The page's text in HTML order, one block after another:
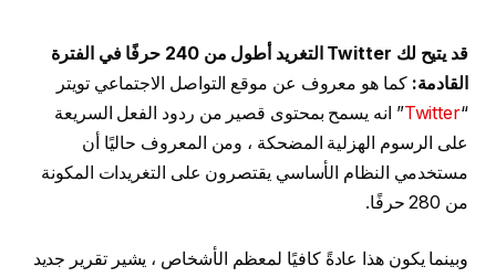
قد يتيح لك Twitter التغريد أطول من 240 حرفًا في الفترة
القادمة: كما هو معروف عن موقع التواصل الاجتماعي تويتر
“
Twitter” انه يسمح بمحتوى قصير من ردود الفعل السريعة
على الرسوم الهزلية المضحكة ، ومن المعروف حاليًا أن
مستخدمي النظام الأساسي يقتصرون على التغريدات المكونة
من 280 حرفًا.
وبينما يكون هذا عادةً كافيًا لمعظم الأشخاص ، يشير تقرير جديد